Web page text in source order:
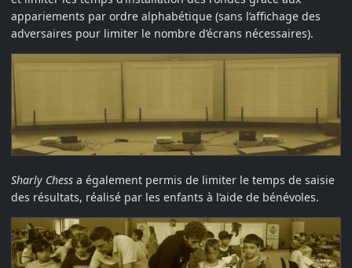
appariements par ordre alphabétique (sans l’affichage des
adversaires pour limiter le nombre d’écrans nécessaires).
Sharly Chess a également permis de limiter le temps de saisie
des résultats, réalisé par les enfants à l’aide de bénévoles.